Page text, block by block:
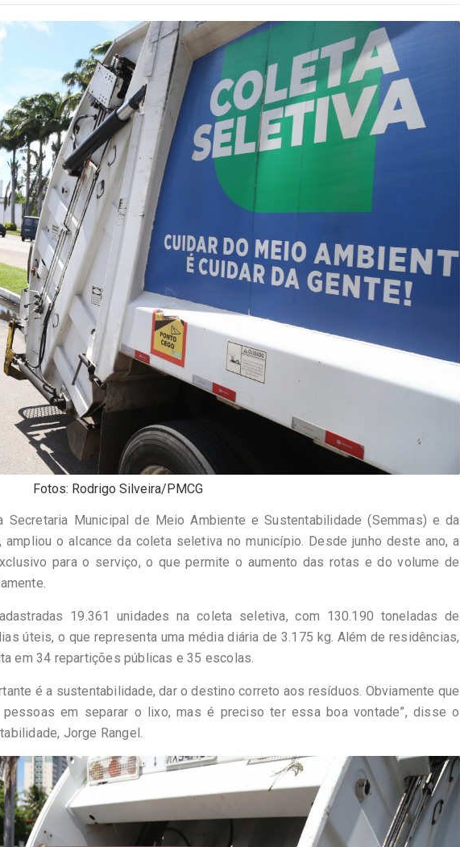
Fotos: Rodrigo Silveira/PMCG
Municipal de Meio Ambiente e Sustentabilidade (Semmas) e da
o alcance da coleta seletiva no município. Desde junho deste ano, a
para o serviço, o que permite o aumento das rotas e do volume de
19.361 unidades na coleta seletiva, com 130.190 toneladas de
úteis, o que representa uma média diária de 3.175 kg. Além de residências,
em 34 repartições públicas e 35 escolas.
é a sustentabilidade, dar o destino correto aos resíduos. Obviamente que
em separar o lixo, mas é preciso ter essa boa vontade”, disse o
Jorge Rangel.